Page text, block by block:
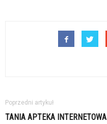
Poprzedni artykuł
TANIA APTEKA INTERNETOWA